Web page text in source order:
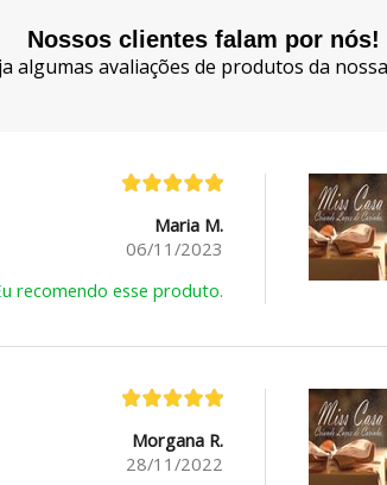
Nossos clientes falam por nós!
algumas avaliações de produtos da
Maria M.
06/11/2023
recomendo esse produto.
Morgana R.
28/11/2022